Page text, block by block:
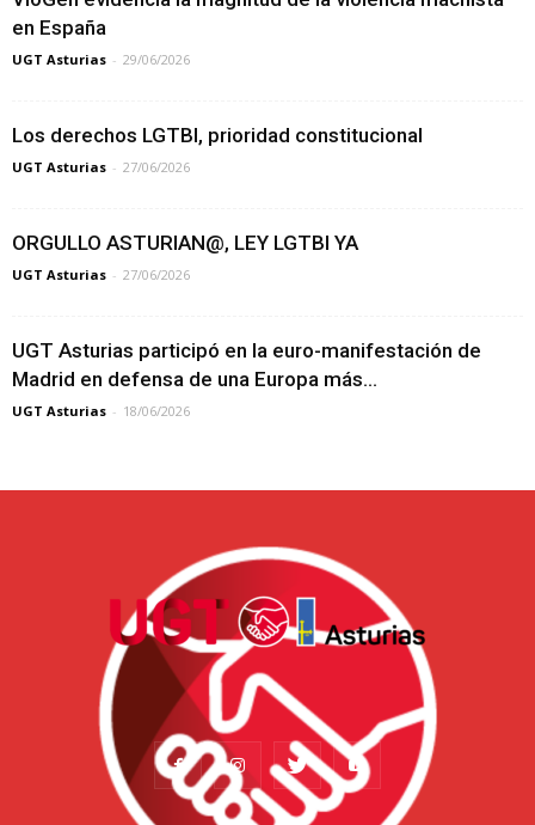
en España
UGT Asturias - 29/06/2026
Los derechos LGTBI, prioridad constitucional
UGT Asturias - 27/06/2026
ORGULLO ASTURIAN@, LEY LGTBI YA
UGT Asturias - 27/06/2026
UGT Asturias participó en la euro-manifestación de
Madrid en defensa de una Europa más...
UGT Asturias - 18/06/2026